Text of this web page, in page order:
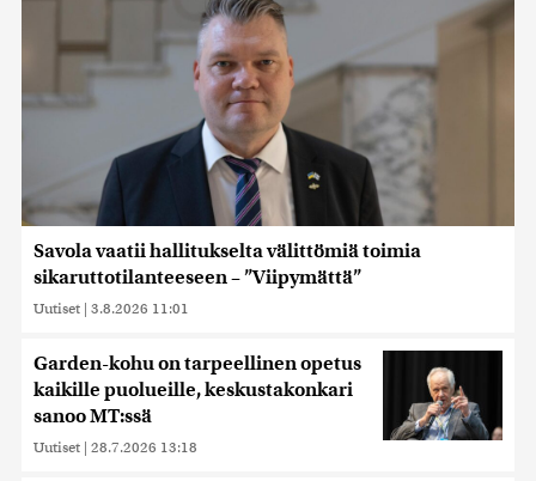
Savola vaatii hallitukselta välittömiä toimia
sikaruttotilanteeseen – ”Viipymättä”
Uutiset | 3.8.2026 11:01
Garden-kohu on tarpeellinen opetus
kaikille puolueille, keskustakonkari
sanoo MT:ssä
Uutiset | 28.7.2026 13:18